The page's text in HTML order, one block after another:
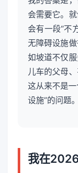
会需要它。
会有一段“不
无障碍设施
如坡道不仅
儿车的父母
这从来不是一
设施”的问题。
我在